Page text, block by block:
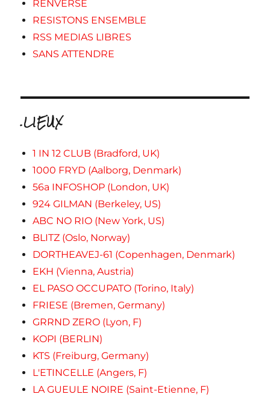
RENVERSÉ
RESISTONS ENSEMBLE
RSS MEDIAS LIBRES
SANS ATTENDRE
.LIEUX
1 IN 12 CLUB (Bradford, UK)
1000 FRYD (Aalborg, Denmark)
56a INFOSHOP (London, UK)
924 GILMAN (Berkeley, US)
ABC NO RIO (New York, US)
BLITZ (Oslo, Norway)
DORTHEAVEJ-61 (Copenhagen, Denmark)
EKH (Vienna, Austria)
EL PASO OCCUPATO (Torino, Italy)
FRIESE (Bremen, Germany)
GRRND ZERO (Lyon, F)
KOPI (BERLIN)
KTS (Freiburg, Germany)
L'ETINCELLE (Angers, F)
LA GUEULE NOIRE (Saint-Etienne, F)